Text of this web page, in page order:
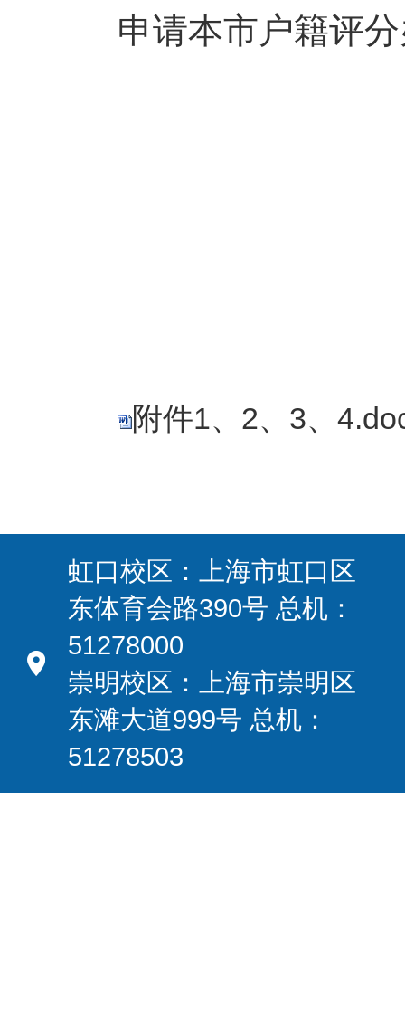
申请本市户籍评
附件1、2、3、
虹口校区：上海市虹口区
东体育会路390号 总机：
51278000
崇明校区：上海市崇明区
东滩大道999号 总机：
51278503